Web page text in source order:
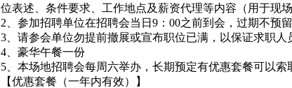
位表述、条件要求、工作地点及薪资代理等内容（用于现
2、参加招聘单位在招聘会当日9：00之前到会，过期不预留
3、请参会单位勿提前撤展或宣布职位已满，以保证求职人
4、豪华午餐一份
5、本场地招聘会每周六举办，长期预定有优惠套餐可以索
【优惠套餐（一年内有效）】